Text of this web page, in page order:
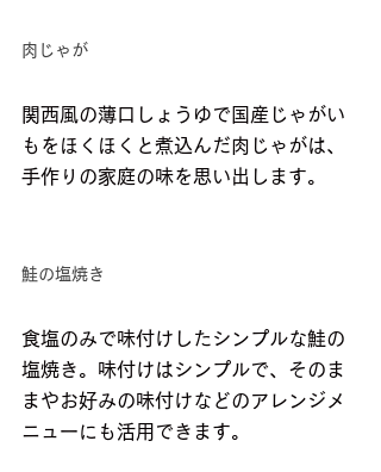
肉じゃが
関西風の薄口しょうゆで国産じゃがい
もをほくほくと煮込んだ肉じゃがは、
手作りの家庭の味を思い出します。
鮭の塩焼き
食塩のみで味付けしたシンプルな鮭の
塩焼き。味付けはシンプルで、そのま
まやお好みの味付けなどのアレンジメ
ニューにも活用できます。